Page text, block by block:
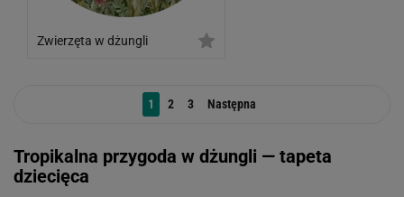
Zwierzęta w dżungli
1 2 3 Następna
Tropikalna przygoda w dżungli — tapeta
dziecięca